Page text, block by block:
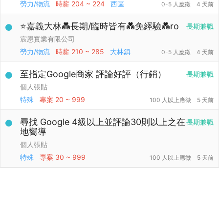
勞力/物流
時薪 204 ~ 224 西區 0-5 人應徵 4 天前
長期兼職
⭐嘉義大林💑長期/臨時皆有💑免經驗💑ro
宸恩實業有限公司
勞力/物流
時薪 210 ~ 285 大林鎮 0-5 人應徵 4 天前
長期兼職
至指定Google商家 評論好評（行銷）
個人張貼
特殊
專案 20 ~ 999 100 人以上應徵 5 天前
長期兼職
尋找 Google 4級以上並評論30則以上之在
地嚮導
個人張貼
特殊
專案 30 ~ 999 100 人以上應徵 5 天前